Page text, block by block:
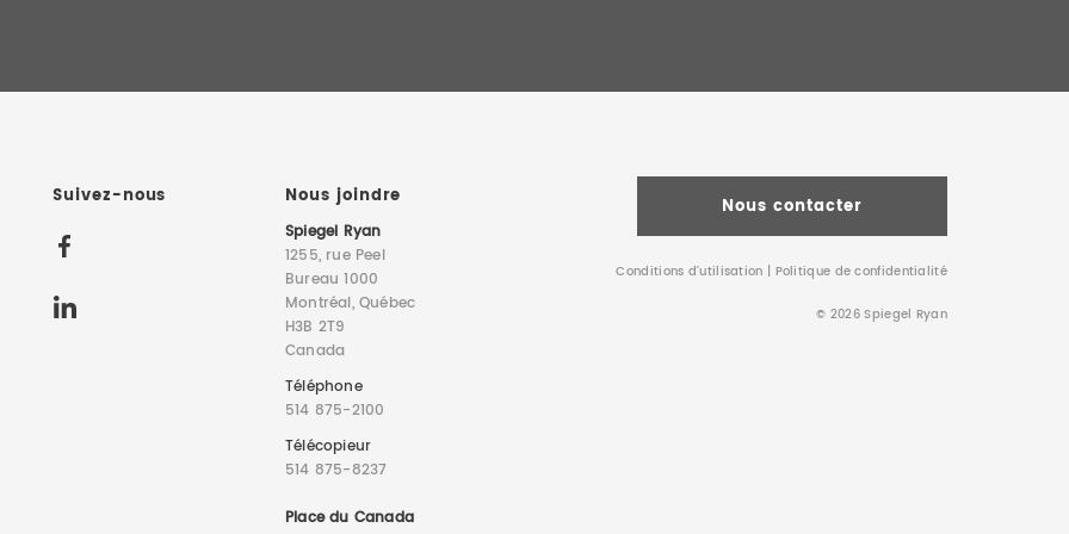
Suivez-nous Nous joindre
Spiegel Ryan
1255, rue Peel
Bureau 1000
Montréal, Québec
H3B 2T9
Canada
Téléphone
514 875-2100
Télécopieur
514 875-8237
Place du Canada
Nous contacter
Conditions d’utilisation Politique de confidentialité
© 2026 Spiegel Ryan